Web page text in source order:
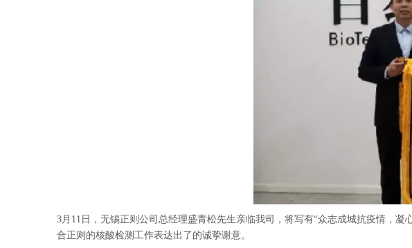
3月11日，无锡正则公司总经理盛青松先生亲临我司，将写有“众志成城抗疫情，
合正则的核酸检测工作表达出了的诚挚谢意。